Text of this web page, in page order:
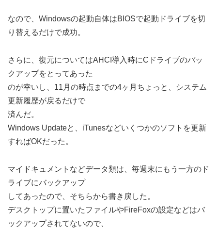
なので、Windowsの起動自体はBIOSで起動ドライブを切
り替えるだけで成功。
さらに、復元についてはAHCI導入時にCドライブのバッ
クアップをとってあった
のが幸いし、11月の時点までの4ヶ月ちょっと、システム
更新履歴が戻るだけで
済んだ。
Windows Updateと、iTunesなどいくつかのソフトを更新
すればOKだった。
マイドキュメントなどデータ類は、毎週末にもう一方のド
ライブにバックアップ
してあったので、そちらから書き戻した。
デスクトップに置いたファイルやFireFoxの設定などはバ
ックアップされてないので、